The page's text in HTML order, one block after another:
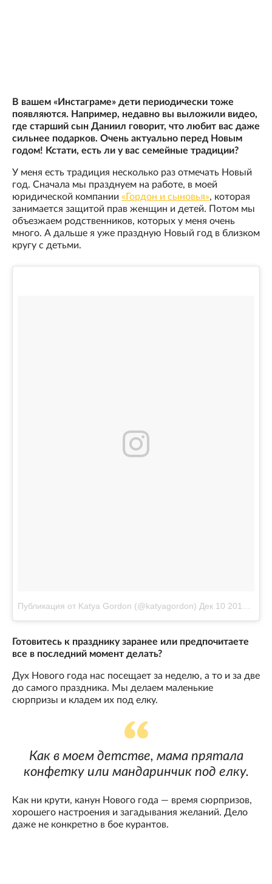
В вашем «Инстаграме» дети периодически тоже
появляются. Например, недавно вы выложили видео,
где старший сын Даниил говорит, что любит вас даже
сильнее подарков. Очень актуально перед Новым
годом! Кстати, есть ли у вас семейные традиции?
У меня есть традиция несколько раз отмечать Новый
год. Сначала мы празднуем на работе, в моей
юридической компании «Гордон и сыновья», которая
занимается защитой прав женщин и детей. Потом мы
объезжаем родственников, которых у меня очень
много. А дальше я уже праздную Новый год в близком
кругу с детьми.
Публикация от Katya Gordon (@katyagordon) Дек 10 2017 в 10:06 PST
Готовитесь к празднику заранее или предпочитаете
все в последний момент делать?
Дух Нового года нас посещает за неделю, а то и за две
до самого праздника. Мы делаем маленькие
сюрпризы и кладем их под елку.
Как в моем детстве, мама прятала
конфетку или мандаринчик под елку.
Как ни крути, канун Нового года — время сюрпризов,
хорошего настроения и загадывания желаний. Дело
даже не конкретно в бое курантов.